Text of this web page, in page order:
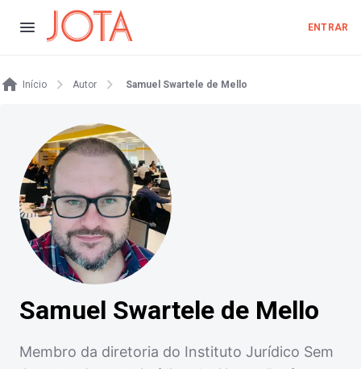
ENTRAR
Início Autor Samuel Swartele de Mello
Samuel Swartele de Mello
Membro da diretoria do Instituto Jurídico Sem